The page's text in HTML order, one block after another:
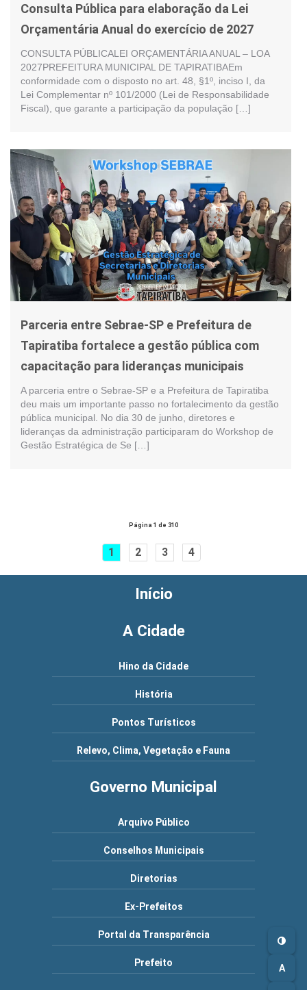
A
Consulta Pública para elaboração da Lei
Orçamentária Anual do exercício de 2027
CONSULTA PÚBLICALEI ORÇAMENTÁRIA ANUAL – LOA
2027PREFEITURA MUNICIPAL DE TAPIRATIBAEm
conformidade com o disposto no art. 48, §1º, inciso I, da
Lei Complementar nº 101/2000 (Lei de Responsabilidade
Fiscal), que garante a participação da população […]
Parceria entre Sebrae-SP e Prefeitura de
Tapiratiba fortalece a gestão pública com
capacitação para lideranças municipais
A parceria entre o Sebrae-SP e a Prefeitura de Tapiratiba
deu mais um importante passo no fortalecimento da gestão
pública municipal. No dia 30 de junho, diretores e
lideranças da administração participaram do Workshop de
Gestão Estratégica de Se […]
Página 1 de 310
1 2 3 4
Início
A Cidade
Hino da Cidade
História
Pontos Turísticos
Relevo, Clima, Vegetação e Fauna
Governo Municipal
Arquivo Público
Conselhos Municipais
Diretorias
Ex-Prefeitos
Portal da Transparência
Prefeito